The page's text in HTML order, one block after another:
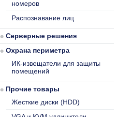
номеров
Распознавание лиц
Серверные решения
Охрана периметра
ИК-извещатели для защиты
помещений
Прочие товары
Жесткие диски (HDD)